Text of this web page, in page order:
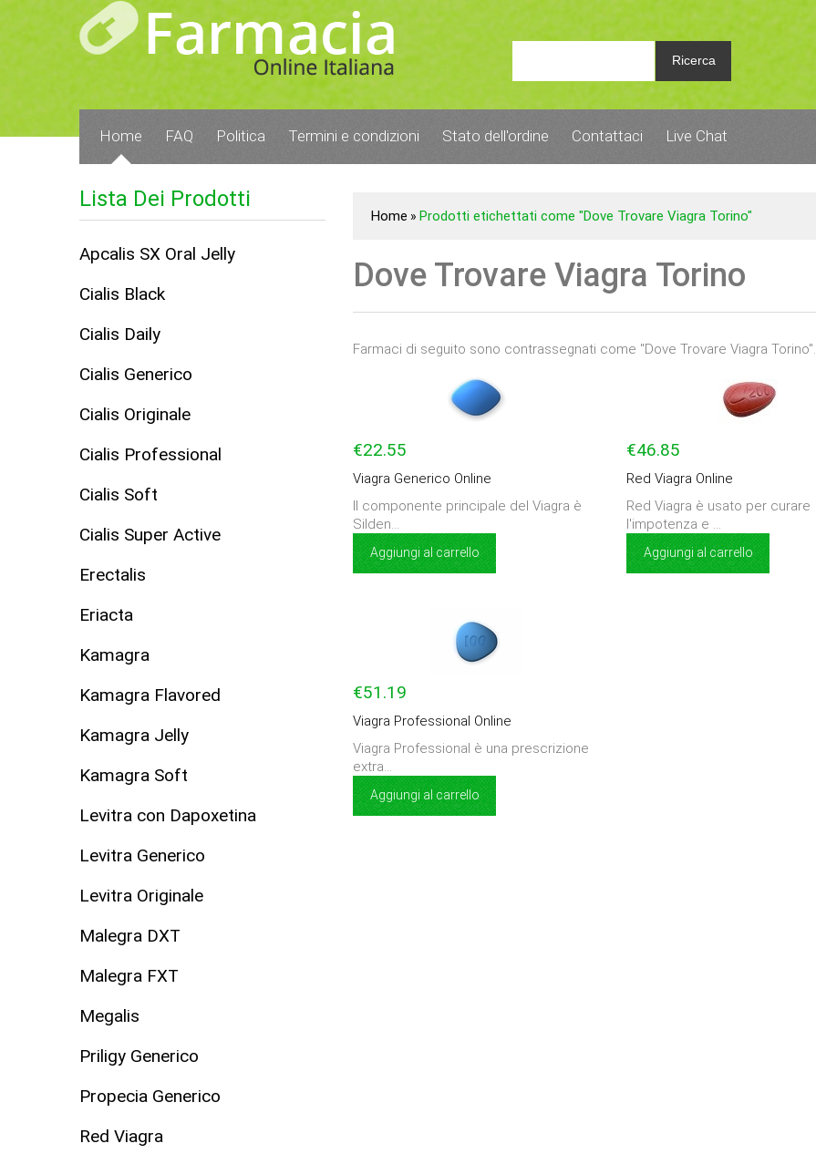
Ricerca
Home FAQ Politica Termini e condizioni Stato dell'ordine Contattaci Live Chat
Home » Prodotti etichettati come "Dove Trovare Viagra Torino"
Dove Trovare Viagra Torino
Farmaci di seguito sono contrassegnati come "Dove Trovare Viagra Torino".
€22.55
Viagra Generico Online
Il componente principale del Viagra è
Silden...
Aggiungi al carrello
€46.85
Red Viagra Online
Red Viagra è usato per curare
l'impotenza e ...
Aggiungi al carrello
€51.19
Viagra Professional Online
Viagra Professional è una prescrizione
extra...
Aggiungi al carrello
Lista Dei Prodotti
Apcalis SX Oral Jelly
Cialis Black
Cialis Daily
Cialis Generico
Cialis Originale
Cialis Professional
Cialis Soft
Cialis Super Active
Erectalis
Eriacta
Kamagra
Kamagra Flavored
Kamagra Jelly
Kamagra Soft
Levitra con Dapoxetina
Levitra Generico
Levitra Originale
Malegra DXT
Malegra FXT
Megalis
Priligy Generico
Propecia Generico
Red Viagra